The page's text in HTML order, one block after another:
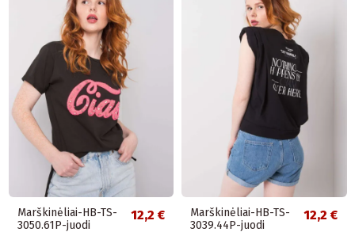
Marškinėliai-HB-TS-
3050.61P-juodi
12,2 €
Marškinėliai-HB-TS-
3039.44P-juodi
12,2 €